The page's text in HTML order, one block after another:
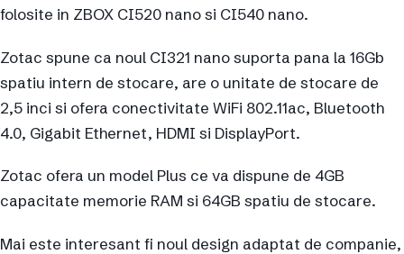
folosite in ZBOX CI520 nano si CI540 nano.
Zotac spune ca noul CI321 nano suporta pana la 16Gb
spatiu intern de stocare, are o unitate de stocare de
2,5 inci si ofera conectivitate WiFi 802.11ac, Bluetooth
4.0, Gigabit Ethernet, HDMI si DisplayPort.
Zotac ofera un model Plus ce va dispune de 4GB
capacitate memorie RAM si 64GB spatiu de stocare.
Mai este interesant fi noul design adaptat de companie,